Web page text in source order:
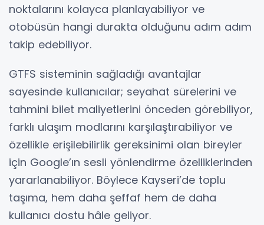
noktalarını kolayca planlayabiliyor ve
otobüsün hangi durakta olduğunu adım adım
takip edebiliyor.
GTFS sisteminin sağladığı avantajlar
sayesinde kullanıcılar; seyahat sürelerini ve
tahmini bilet maliyetlerini önceden görebiliyor,
farklı ulaşım modlarını karşılaştırabiliyor ve
özellikle erişilebilirlik gereksinimi olan bireyler
için Google’ın sesli yönlendirme özelliklerinden
yararlanabiliyor. Böylece Kayseri’de toplu
taşıma, hem daha şeffaf hem de daha
kullanıcı dostu hâle geliyor.